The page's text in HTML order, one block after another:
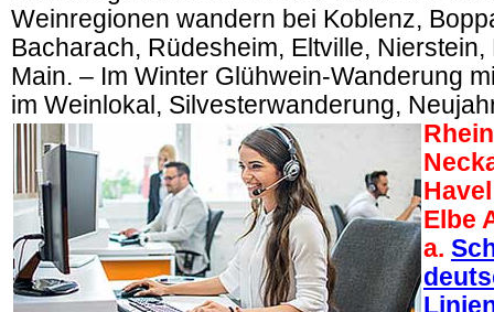
Weinregionen wandern bei Koblenz,
Bacharach, Rüdesheim, Eltville,
Main. – Im Winter Glühwein-Wanderung
im Weinlokal, Silvesterwanderung,
Elbe
a.